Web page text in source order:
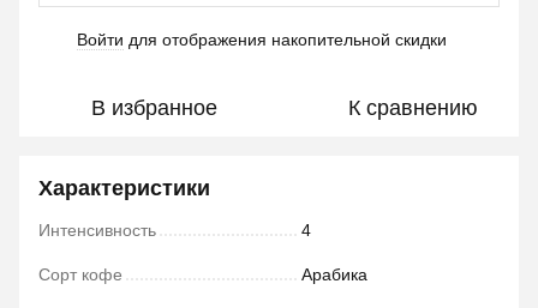
Войти для отображения накопительной скидки
В избранное К сравнению
Характеристики
Интенсивность 4
Сорт кофе Арабика